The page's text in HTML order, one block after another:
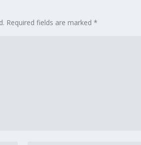
Required fields are marked*